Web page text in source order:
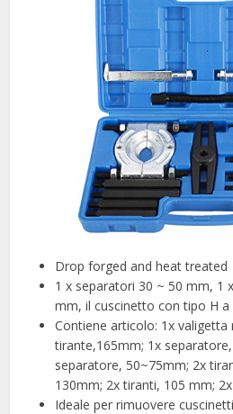
Drop forged and heat treated
1 x separatori 30 ~ 50 mm, 1
mm, il cuscinetto con tipo H a
Contiene articolo: 1x valigetta
tirante,165mm; 1x
separatore, 50~75mm; 2x
130mm; 2x tiranti, 105 mm;
Ideale per rimuovere